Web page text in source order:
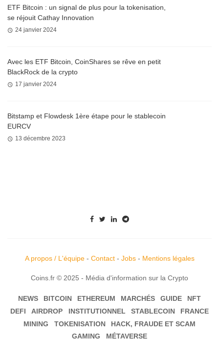
ETF Bitcoin : un signal de plus pour la tokenisation,
se réjouit Cathay Innovation
24 janvier 2024
Avec les ETF Bitcoin, CoinShares se rêve en petit
BlackRock de la crypto
17 janvier 2024
Bitstamp et Flowdesk 1ère étape pour le stablecoin
EURCV
13 décembre 2023
A propos / L'équipe- Contact- Jobs- Mentions légales
Coins.fr © 2025 - Média d'information sur la Crypto
NEWS BITCOIN ETHEREUM MARCHÉS GUIDE
NFT
DEFI
AIRDROP INSTITUTIONNEL STABLECOIN
FRANCE
MINING
TOKENISATION
HACK, FRAUDE ET SCAM
GAMING
MÉTAVERSE